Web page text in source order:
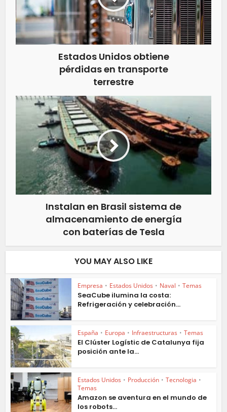
Estados Unidos obtiene
pérdidas en transporte
terrestre
Instalan en Brasil sistema de
almacenamiento de energía
con baterías de Tesla
YOU MAY ALSO LIKE
Empresa • Estados Unidos • Naval • Temas
SeaCube ilumina la costa:
Refrigeración y celebración...
España • Europa • Infraestructuras • Temas
El Clúster Logístic de Catalunya fija
posición ante la...
Estados Unidos • Producción • Tecnologia •
Temas
Amazon se aventura en el mundo de
los robots...